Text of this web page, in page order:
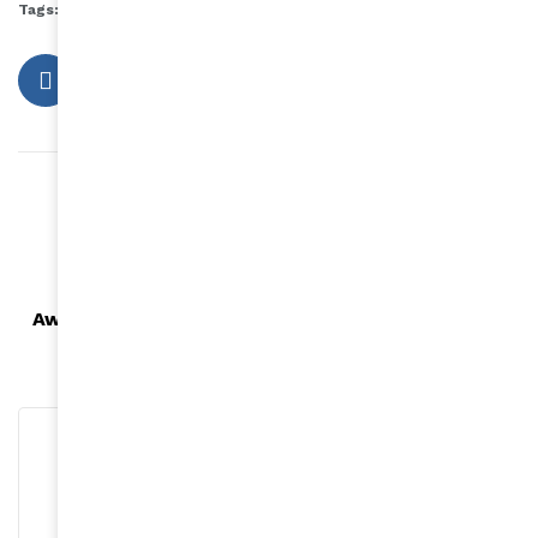
Tags:
Awra Amba, le village éthiopien où la femme est